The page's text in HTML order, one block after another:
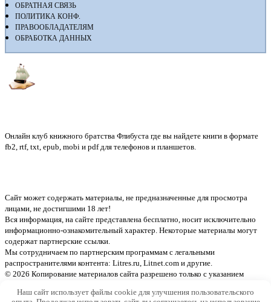
ОБРАТНАЯ СВЯЗЬ
ПОЛИТИКА КОНФ.
ПРАВООБЛАДАТЕЛЯМ
ОБРАБОТКА ДАННЫХ
Онлайн клуб книжного братства Флибуста где вы найдете книги в формате
fb2, rtf, txt, epub, mobi и pdf для телефонов и планшетов.
Сайт может содержать материалы, не предназначенные для просмотра
лицами, не достигшими 18 лет!
Вся информация, на сайте представлена бесплатно, носит исключительно
информационно-ознакомительный характер. Некоторые материалы могут
содержат партнерские ссылки.
Мы сотрудничаем по партнерским программам с легальными
распространителями контента: Litres.ru, Litnet.com и другие.
© 2026 Копирование материалов сайта разрешено только с указанием
Наш сайт использует файлы cookie для улучшения пользовательского